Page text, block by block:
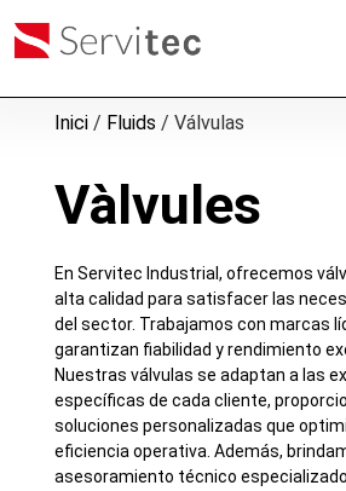
Inici/ Fluids / Válvulas
Vàlvules
En Servitec Industrial, ofrecemos
alta calidad para satisfacer las
del sector. Trabajamos con marcas
garantizan fiabilidad y rendimiento
Nuestras válvulas se adaptan a las
específicas de cada cliente,
soluciones personalizadas que
eficiencia operativa. Además,
asesoramiento técnico